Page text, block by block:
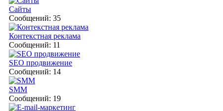
Сайты
Сообщений: 35
Контекстная реклама
Сообщений: 11
SEO продвижение
Сообщений: 14
SMM
Сообщений: 19